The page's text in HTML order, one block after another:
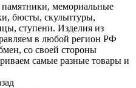
мемориальные
бюсты, скульптуры,
ступени. Изделия из
в любой регион РФ
со своей стороны
самые разные товары и